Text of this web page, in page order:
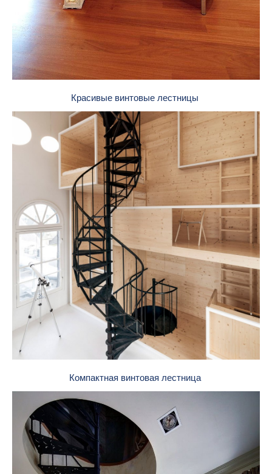
Красивые винтовые лестницы
Компактная винтовая лестница